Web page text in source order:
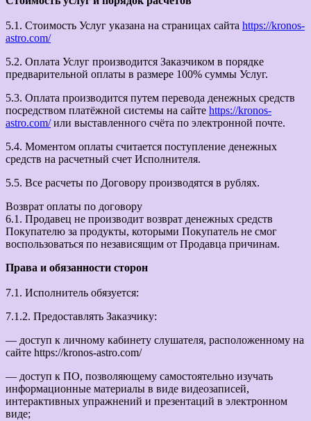
5.1. Стоимость Услуг указана на страницах сайта https://kronos-
astro.com/
5.2. Оплата Услуг производится Заказчиком в порядке
предварительной оплаты в размере 100% суммы Услуг.
5.3. Оплата производится путем перевода денежных средств
посредством платёжной системы на сайте https://kronos-
astro.com/или выставленного счёта по электронной почте.
5.4. Моментом оплаты считается поступление денежных
средств на расчетный счет Исполнителя.
5.5. Все расчеты по Договору производятся в рублях.
Возврат оплаты по договору
6.1. Продавец не производит возврат денежных средств
Покупателю за продукты, которыми Покупатель не смог
воспользоваться по независящим от Продавца причинам.
Права и обязанности сторон
7.1. Исполнитель обязуется:
7.1.2. Предоставлять Заказчику:
— доступ к личному кабинету слушателя, расположенному на
сайте https://kronos-astro.com/
— доступ к ПО, позволяющему самостоятельно изучать
информационные материалы в виде видеозаписей,
интерактивных упражнений и презентаций в электронном
виде;